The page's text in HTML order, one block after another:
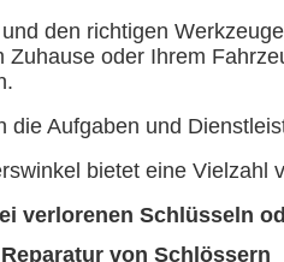
den richtigen
Zuhause oder Ihrem
die Aufgaben und
bietet eine
verlorenen Schlüsseln
von Schlössern